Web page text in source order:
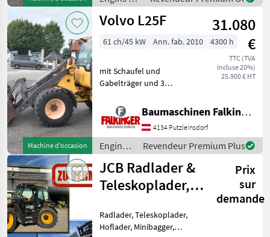
Moderner Kubota
Dreizylinderdieselmotor,
Typ
chantier /
Sonstige
Machine d’occasion
Volvo L25F
31.080
€
TTC (TVA
incluse 20%)
25.900 € HT
61 ch/45 kW Ann. fab. 2010 4300 h
mit Schaufel und
Gabelträger und 3
Betriebsgewicht: 5200kg
Reifen 70% Der Volvo L25F
ist in einem guten
Zustand!! BAUMASCHINEN
FALKIN
Baumaschinen Falkinger
4134 Putzleinsdorf
Engins
de
chantier
/ Volvo
Revendeur Premium Plus
JCB Radlader &
Teleskoplader,
Min
Prix
sur
demande
Radlader, Teleskoplader,
Hoflader, Minibagger,